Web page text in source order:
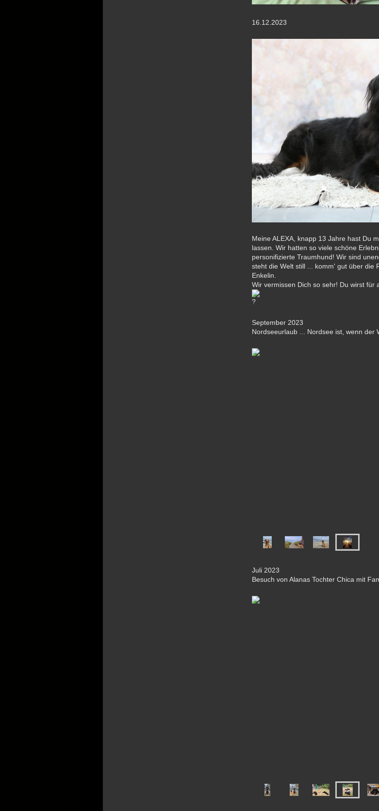
16.12.2023
Meine ALEXA, knapp 13 Jahre hast Du
lassen. Wir hatten so viele schöne
personifizierte Traumhund! Wir sind
steht die Welt still ... komm' gut über die
Enkelin.
Wir vermissen Dich so sehr! Du wirst für
September 2023
Nordseeurlaub ... Nordsee ist, wenn der
Juli 2023
Besuch von Alanas Tochter Chica mit